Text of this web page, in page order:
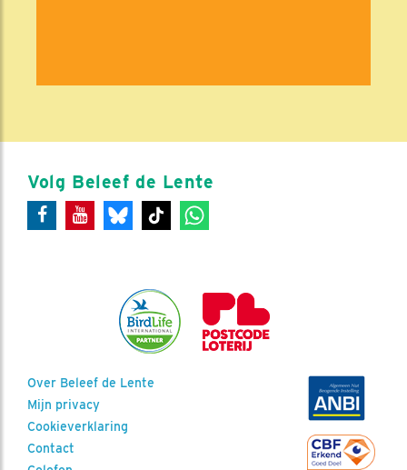
Volg Beleef de Lente
Over Beleef de Lente
Mijn privacy
Cookieverklaring
Contact